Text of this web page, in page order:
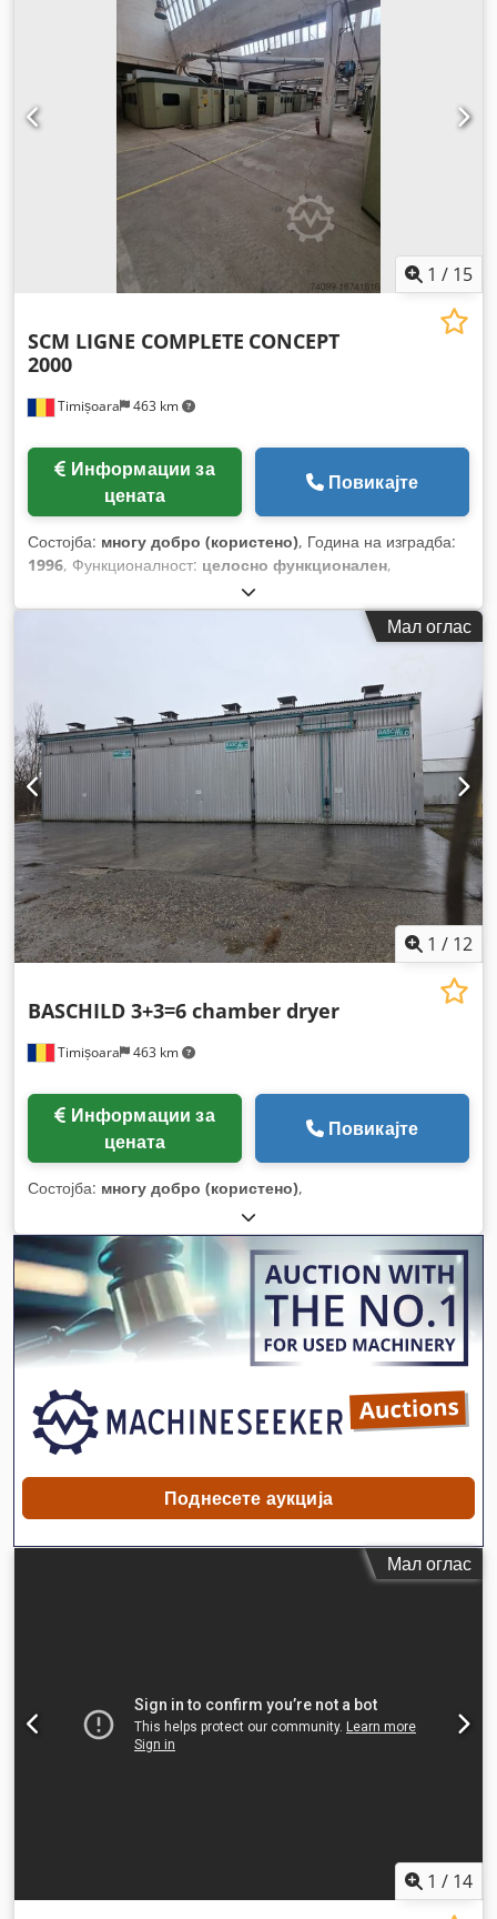
1 / 15
Timișoara 463 km
SCM LIGNE COMPLETE CONCEPT
2000
цената
Повикајте
Состојба: многу добро (користено), Година на изградба:
1996, Функционалност: целосно функционален,
Мал оглас
1 / 12
Timișoara 463 km
BASCHILD 3+3=6 chamber dryer
цената
Повикајте
Состојба: многу добро (користено),
Поднесете аукција
Мал оглас
1 / 14